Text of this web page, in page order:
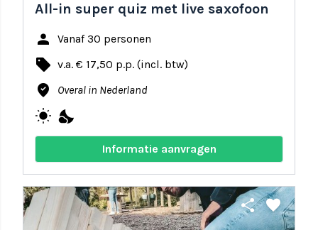
All-in super quiz met live saxofoon
person Vanaf 30 personen
local_offer v.a. € 17,50 p.p. (incl. btw)
where_to_vote Overal in Nederland
wb_sunny nights_stay
Informatie aanvragen
share favorite